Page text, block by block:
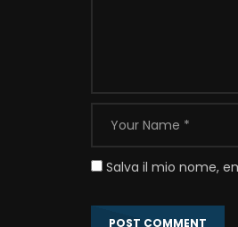
Salva il mio nome,